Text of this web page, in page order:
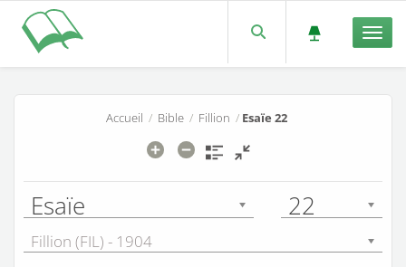
Accueil / Bible / Fillion / Esaïe 22
Esaïe 22
Fillion (FIL) - 1904